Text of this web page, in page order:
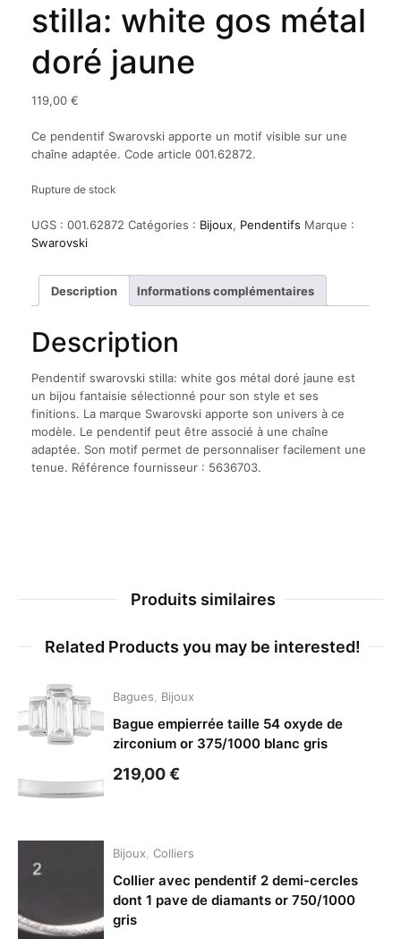
stilla: white gos métal
doré jaune
119,00 €
Ce pendentif Swarovski apporte un motif visible sur une
chaîne adaptée. Code article 001.62872.
Rupture de stock
UGS : 001.62872 Catégories : Bijoux, Pendentifs Marque :
Swarovski
Description Informations complémentaires
Description
Pendentif swarovski stilla: white gos métal doré jaune est
un bijou fantaisie sélectionné pour son style et ses
finitions. La marque Swarovski apporte son univers à ce
modèle. Le pendentif peut être associé à une chaîne
adaptée. Son motif permet de personnaliser facilement une
tenue. Référence fournisseur : 5636703.
Produits similaires
Related Products you may be interested!
Bagues Bijoux
Bague empierrée taille 54 oxyde de
zirconium or 375/1000 blanc gris
219,00€
Bijoux Colliers
Collier avec pendentif 2 demi-cercles
dont 1 pave de diamants or 750/1000
gris